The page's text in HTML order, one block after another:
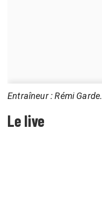
Entraîneur : Rémi Garde.
Le live